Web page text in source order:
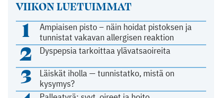
VIIKON LUETUIMMAT
1
Ampiaisen pisto – näin hoidat pistoksen ja
tunnistat vakavan allergisen reaktion
2 Dyspepsia tarkoittaa ylävatsaoireita
3
Läiskät iholla — tunnistatko, mistä on
kysymys?